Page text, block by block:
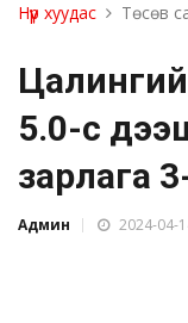
Нүүр хуудас Төсөв
5.0-с дээш
зарлага
Админ 2024-04-